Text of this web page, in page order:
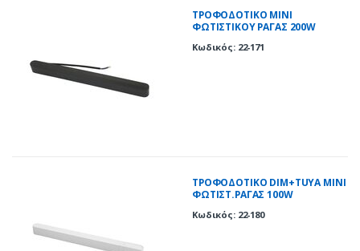
ΤΡΟΦΟΔΟΤΙΚΟ ΜΙΝΙ
ΦΩΤΙΣΤΙΚΟΥ ΡΑΓΑΣ 200W
Κωδικός: 22-171
ΤΡΟΦΟΔΟΤΙΚΟ DIM+TUYA ΜΙΝΙ
ΦΩΤΙΣΤ.ΡΑΓΑΣ 100W
Κωδικός: 22-180